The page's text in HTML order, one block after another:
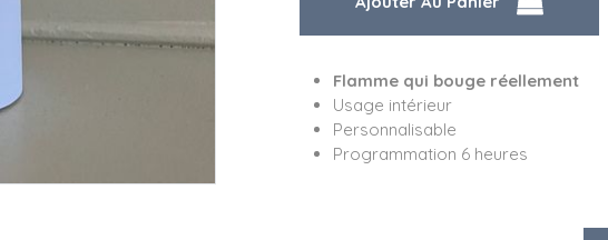
Flamme qui bouge réellement
Usage intérieur
Personnalisable
Programmation 6 heures